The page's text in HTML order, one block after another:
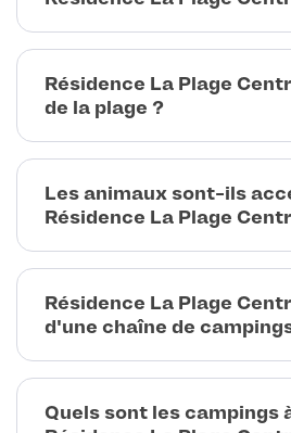
Résidence La Plage
de la plage ?
Les animaux sont-ils
Résidence La Plage
Résidence La Plage
d'une chaîne de
Quels sont les campings